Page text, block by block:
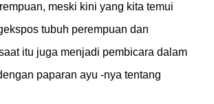
meski kini yang kita temui
tubuh perempuan dan
itu juga menjadi pembicara dalam
paparan ayu -nya tentang